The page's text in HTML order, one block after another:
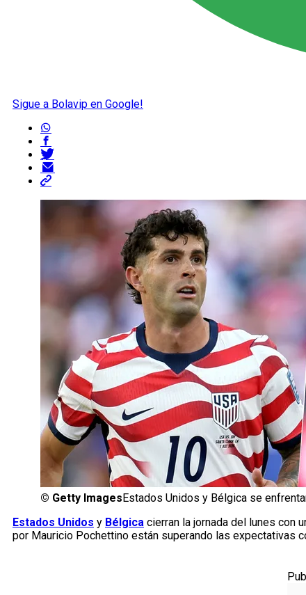
Sigue a Bolavip en Google!
© Getty Images Estados Unidos y Bélgica se
Estados Unidos y Bélgica cierran la jornada del lunes con
por Mauricio Pochettino están superando las expectativas